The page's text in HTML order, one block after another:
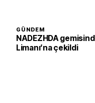
GÜNDEM
NADEZHDA
Limanı’na çekildi